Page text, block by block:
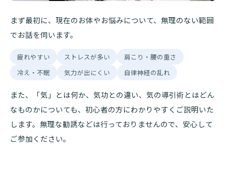
まず最初に、現在のお体やお悩みについて、無理のない範囲
でお話を伺います。
疲れやすい ストレスが多い
肩こり・腰の重さ
冷え・不眠
気力が出にくい 自律神経の乱れ
また、「気」とは何か、気功との違い、気の導引術とはどん
なものかについても、初心者の方にわかりやすくご説明いた
します。無理な勧誘などは行っておりませんので、安心して
ご参加ください。